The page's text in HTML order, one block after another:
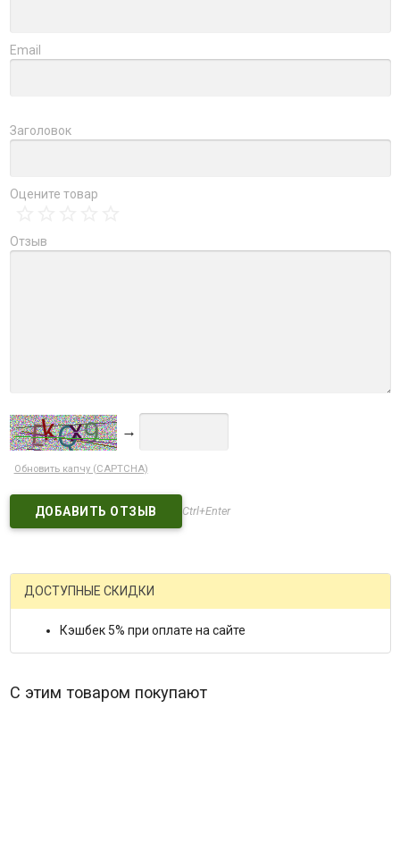
Email
Заголовок
Оцените товар
Отзыв
→
Обновить капчу (CAPTCHA)
Ctrl+Enter
ДОСТУПНЫЕ СКИДКИ
Кэшбек 5% при оплате на сайте
С этим товаром покупают